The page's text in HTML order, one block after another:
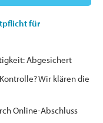
für
Abgesichert
Wir klären die
Online-Abschluss